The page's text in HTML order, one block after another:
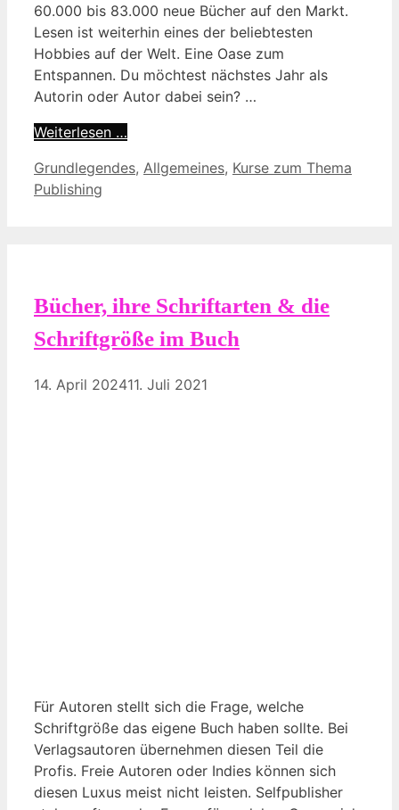
60.000 bis 83.000 neue Bücher auf den Markt.
Lesen ist weiterhin eines der beliebtesten
Hobbies auf der Welt. Eine Oase zum
Entspannen. Du möchtest nächstes Jahr als
Autorin oder Autor dabei sein? …
Weiterlesen …
Kategorien
Grundlegendes, Allgemeines, Kurse zum Thema
Publishing
Bücher, ihre Schriftarten & die
Schriftgröße im Buch
14. April 202411. Juli 2021
Für Autoren stellt sich die Frage, welche
Schriftgröße das eigene Buch haben sollte. Bei
Verlagsautoren übernehmen diesen Teil die
Profis. Freie Autoren oder Indies können sich
diesen Luxus meist nicht leisten. Selfpublisher